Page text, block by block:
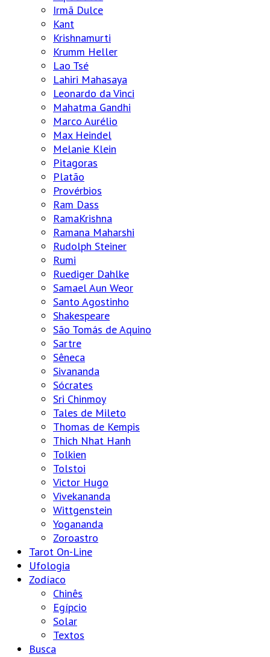
Irmã Dulce
Kant
Krishnamurti
Krumm Heller
Lao Tsé
Lahiri Mahasaya
Leonardo da Vinci
Mahatma Gandhi
Marco Aurélio
Max Heindel
Melanie Klein
Pitagoras
Platão
Provérbios
Ram Dass
RamaKrishna
Ramana Maharshi
Rudolph Steiner
Rumi
Ruediger Dahlke
Samael Aun Weor
Santo Agostinho
Shakespeare
São Tomás de Aquino
Sartre
Sêneca
Sivananda
Sócrates
Sri Chinmoy
Tales de Mileto
Thomas de Kempis
Thich Nhat Hanh
Tolkien
Tolstoi
Victor Hugo
Vivekananda
Wittgenstein
Yogananda
Zoroastro
Tarot On-Line
Ufologia
Zodíaco
Chinês
Egípcio
Solar
Textos
Busca